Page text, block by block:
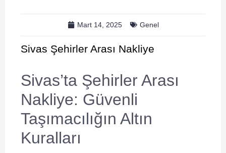
Mart 14, 2025 Genel
Sivas Şehirler Arası Nakliye
Sivas’ta Şehirler Arası
Nakliye: Güvenli
Taşımacılığın Altın
Kuralları